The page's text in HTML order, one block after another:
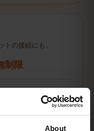
About
の接続にも。
制限